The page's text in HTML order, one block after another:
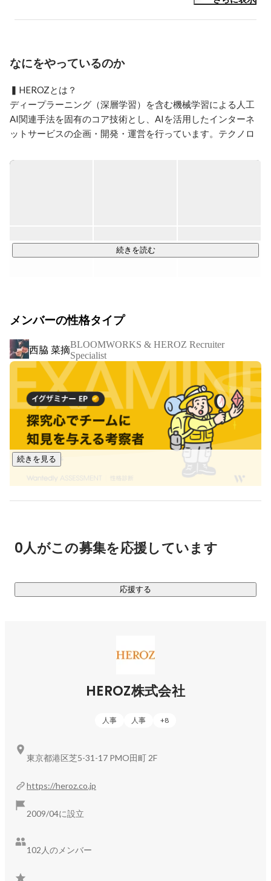
にすることをビジョンに、SNSの活用、エンジニアブロ
グの立ち上げ、BtoB向けサービスページリニューアル
からメディアリレーションなどビジネス向けの発信全般
に担当しています。
なにをやっているのか
▍HEROZとは？
ディープラーニング（深層学習）を含む機械学習による人工
AI関連手法を固有のコア技術とし、AIを活用したインターネ
ットサービスの企画・開発・運営を行っています。テクノロ
は、高度な「指し手の先読み」と「判断・意思決定」を学習
戦し、新時代の創造を目指していきます。
AI × 採用コンサル × RPO で企業の競争力を開花させる！
私たちのチームは、HEROZの”現役”採用メンバーで構成され
ています。
HEROZでは採用決定数の6割以上（2024年1月1日～12月19
日 自社調査）を「ダイレクトリクルーティング」によって採
用しています。
また、自社だけでなくグループ会社の採用も同じくダイレク
トリクルーティングによって成功させてきました。
AIを活用し、仮説検証を繰り返して市場や採用競合を分析
し、自社の魅力づくりに取り組んできたノウハウがありま
す。
現役の人事戦略担当者（HRBP）である私たち自らが、採用体
続きを読む
メンバーの性格タイプ
西脇 菜摘BLOOMWORKS & HEROZ Recruiter
Specialist
続きを見る
0人がこの募集を応援しています
応援する
HEROZ株式会社
人事 人事 +8
https://heroz.co.jp
2009/04に設立
102人のメンバー
東京都港区芝5-31-17 PMO田町 2F